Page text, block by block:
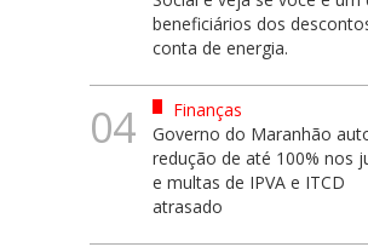
beneficiários dos
conta de energia.
04
Finanças
Governo do Maranhão
redução de até 100% nos
e multas de IPVA e ITCD
atrasado